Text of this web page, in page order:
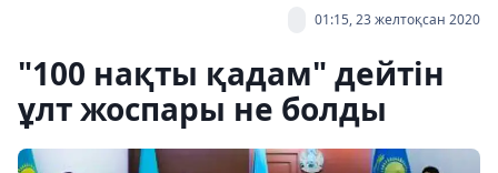
01:15, 23 желтоқсан 2020
"100 нақты қадам" дейтін
ұлт жоспары не болды